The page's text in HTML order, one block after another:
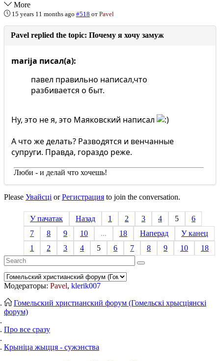
More
15 years 11 months ago #518 от Pavel
Pavel replied the topic: Почему я хочу замуж
marija писал(а):
павел правильно написал,что
разбивается о быт.
Ну, это не я, это Маяковский написал
А что же делать? Разводятся и венчанные
супруги. Правда, гораздо реже.
Люби - и делай что хочешь!
Please Увайсці orРегистрация to join the conversation.
У пачатак Назад 1 2 3 4 5
6
7
8 9 10 ... 18 Наперад
У канец
1
2 3 4 5 6 7 8 9 10 18
Модераторы: Pavel, klerik007
Гомельский христианский форум (Гомельскі хрысціянскі
форум)
Про все сразу
Крыніца жыцця - сужэнства